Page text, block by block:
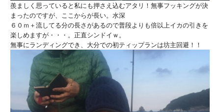
羨ましく思っていると私にも押さえ込むアタリ！無事フッキングが決
まったのですが、ここからが長い。水深
６０ｍ＋流してる分の長さがあるので普段よりも倍以上イカの引きを
楽しめますが・・・。正直シンドイｗ。
無事にランディングでき、大分での初ティップランは坊主回避！！